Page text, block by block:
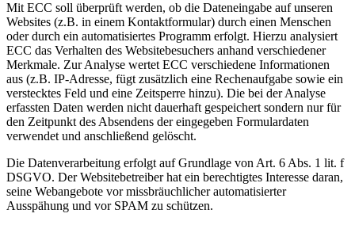
Mit ECC soll überprüft werden, ob die Dateneingabe auf unseren
Websites (z.B. in einem Kontaktformular) durch einen Menschen
oder durch ein automatisiertes Programm erfolgt. Hierzu analysiert
ECC das Verhalten des Websitebesuchers anhand verschiedener
Merkmale. Zur Analyse wertet ECC verschiedene Informationen
aus (z.B. IP-Adresse, fügt zusätzlich eine Rechenaufgabe sowie ein
verstecktes Feld und eine Zeitsperre hinzu). Die bei der Analyse
erfassten Daten werden nicht dauerhaft gespeichert sondern nur für
den Zeitpunkt des Absendens der eingegeben Formulardaten
verwendet und anschließend gelöscht.
Die Datenverarbeitung erfolgt auf Grundlage von Art. 6 Abs. 1 lit. f
DSGVO. Der Websitebetreiber hat ein berechtigtes Interesse daran,
seine Webangebote vor missbräuchlicher automatisierter
Ausspähung und vor SPAM zu schützen.